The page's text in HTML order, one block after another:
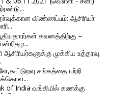
விண்ணப்பம்: ஆசிரியா்
கவனத்திற்கு –
ஆசிரியர்களுக்கு முக்கிய உத்தரவு
சங்கத்தை பற்றி
of India வங்கியில் கணக்கு